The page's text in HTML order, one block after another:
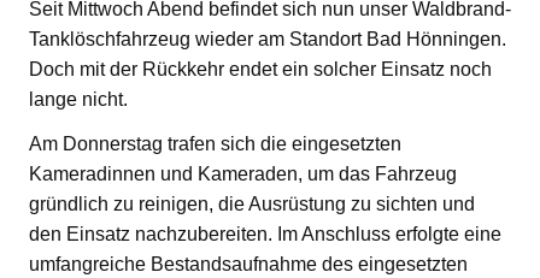
Seit Mittwoch Abend befindet sich nun unser Waldbrand-
Tanklöschfahrzeug wieder am Standort Bad Hönningen.
Doch mit der Rückkehr endet ein solcher Einsatz noch
lange nicht.
Am Donnerstag trafen sich die eingesetzten
Kameradinnen und Kameraden, um das Fahrzeug
gründlich zu reinigen, die Ausrüstung zu sichten und
den Einsatz nachzubereiten. Im Anschluss erfolgte eine
umfangreiche Bestandsaufnahme des eingesetzten